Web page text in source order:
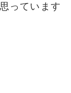
っています